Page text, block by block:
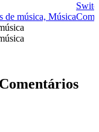
de música, Música